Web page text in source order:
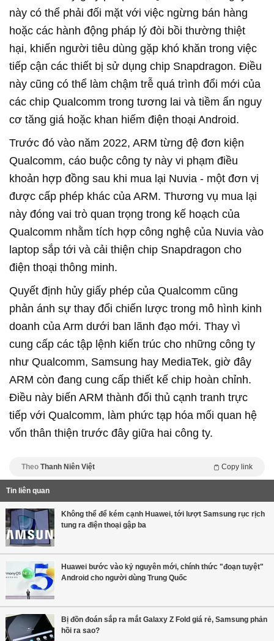
này có thể phải đối mặt với việc ngừng bán hàng
hoặc các hành động pháp lý đòi bồi thường thiệt
hại, khiến người tiêu dùng gặp khó khăn trong việc
tiếp cận các thiết bị sử dụng chip Snapdragon. Điều
này cũng có thể làm chậm trễ quá trình đổi mới của
các chip Qualcomm trong tương lai và tiềm ẩn nguy
cơ tăng giá hoặc khan hiếm điện thoại Android.
Trước đó vào năm 2022, ARM từng đệ đơn kiện
Qualcomm, cáo buộc công ty này vi phạm điều
khoản hợp đồng sau khi mua lại Nuvia - một đơn vị
được cấp phép khác của ARM. Thương vụ mua lại
này đóng vai trò quan trọng trong kế hoạch của
Qualcomm nhằm tích hợp công nghệ của Nuvia vào
laptop sắp tới và cải thiện chip Snapdragon cho
điện thoại thông minh.
Quyết định hủy giấy phép của Qualcomm cũng
phản ánh sự thay đổi chiến lược trong mô hình kinh
doanh của Arm dưới ban lãnh đạo mới. Thay vì
cung cấp các tập lệnh kiến trúc cho những công ty
như Qualcomm, Samsung hay MediaTek, giờ đây
ARM còn đang cung cấp thiết kế chip hoàn chỉnh.
Điều này biến ARM thành đối thủ cạnh tranh trực
tiếp với Qualcomm, làm phức tạp hóa mối quan hệ
vốn thân thiện trước đây giữa hai công ty.
Theo Thanh Niên Việt Copy link
Tin liên quan
Không thể để kém cạnh Huawei, tới lượt Samsung rục rịch
tung ra điện thoại gập ba
Huawei bước vào kỷ nguyên mới, chính thức "đoạn tuyệt"
Android cho người dùng Trung Quốc
Bị đồn đoán sắp ra mắt Galaxy Z Fold giá rẻ, Samsung phản
hồi ra sao?